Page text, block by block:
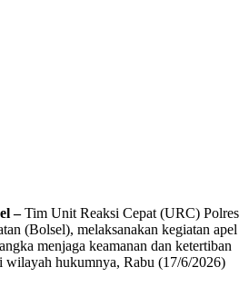
–Tim Unit Reaksi Cepat (URC) Polres
(Bolsel), melaksanakan kegiatan apel
menjaga keamanan dan ketertiban
wilayah hukumnya, Rabu (17/6/2026)